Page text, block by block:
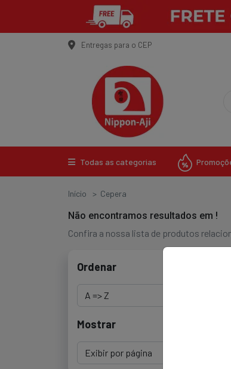
Entregas para o CEP
Todas as categorias
Início Cepera
Não encontramos resultados em !
Confira a nossa lista de produtos
Ordenar
Mostrar